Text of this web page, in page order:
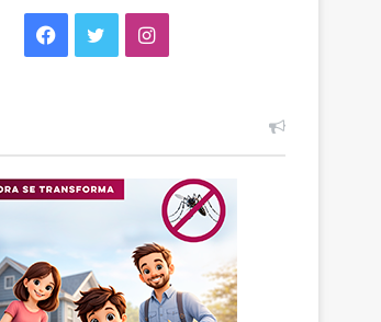
Facebook
TwitterInstagram